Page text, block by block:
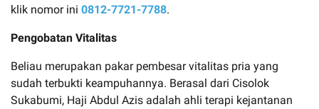
klik nomor ini 0812-7721-7788.
Pengobatan Vitalitas
Beliau merupakan pakar pembesar vitalitas pria yang
sudah terbukti keampuhannya. Berasal dari Cisolok
Sukabumi, Haji Abdul Azis adalah ahli terapi kejantanan